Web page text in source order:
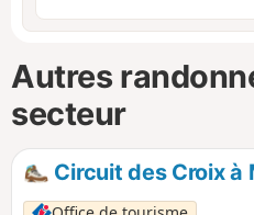
Autres
secteur
Circuit des Croix à